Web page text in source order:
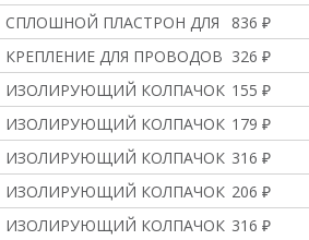
СПЛОШНОЙ ПЛАСТРОН ДЛЯ ЩИТКА 18
836 ₽
КРЕПЛЕНИЕ ДЛЯ ПРОВОДОВ 5ШТ.
326 ₽
ИЗОЛИРУЮЩИЙ КОЛПАЧОК ЗЕЛЕНЫЙ 4
155 ₽
ИЗОЛИРУЮЩИЙ КОЛПАЧОК ЗЕЛЕНЫЙ 8
179 ₽
ИЗОЛИРУЮЩИЙ КОЛПАЧОК ЗЕЛЕНЫЙ 3
316 ₽
ИЗОЛИРУЮЩИЙ КОЛПАЧОК КРАСНЫЙ 8
206 ₽
ИЗОЛИРУЮЩИЙ КОЛПАЧОК КРАСНЫЙ 3
316 ₽